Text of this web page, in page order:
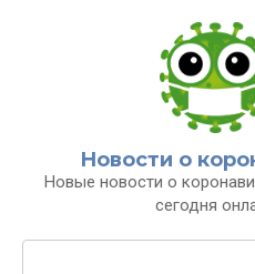
Новости о
Новые новости о
сегодня